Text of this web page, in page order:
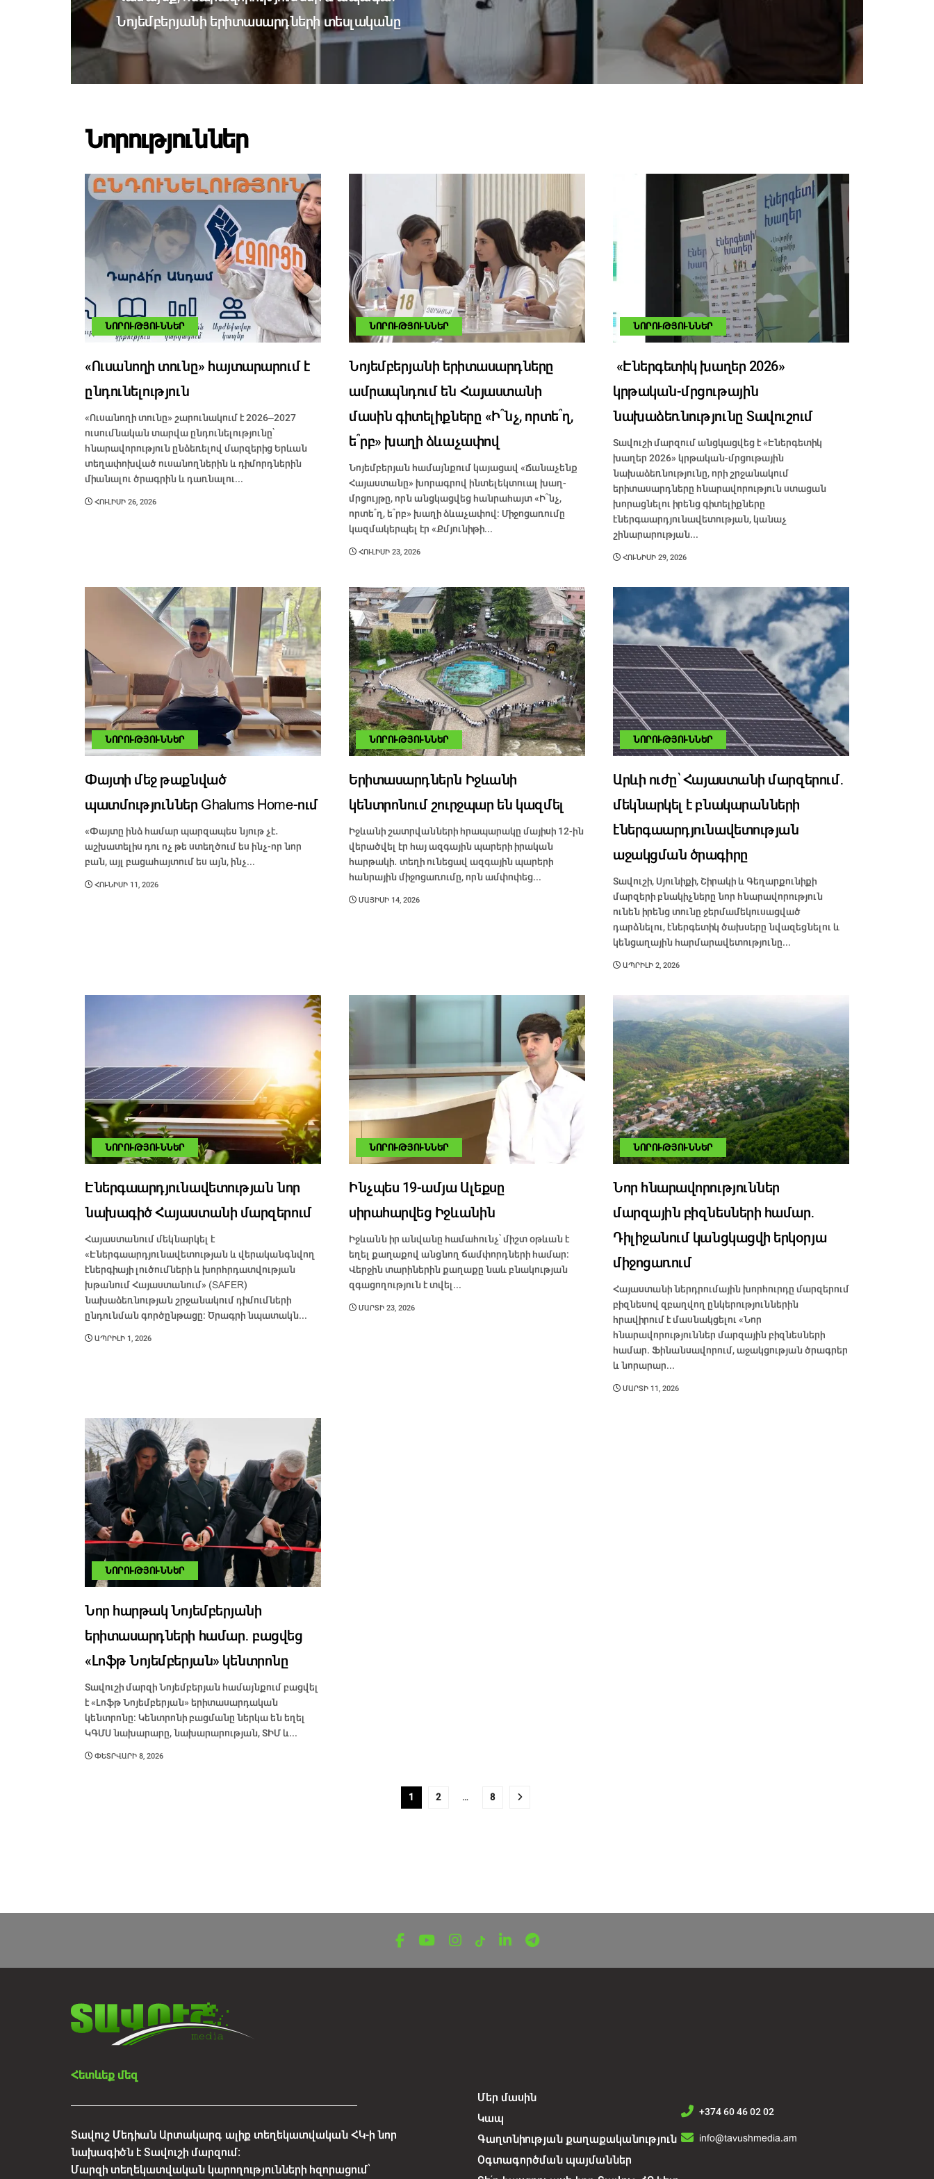
Նոյեմբերյանի երիտասարդների տեսլականը
Նորություններ
ՆՈՐՈՒԹՅՈՒՆՆԵՐ
«Ուսանողի տունը» հայտարարում է
ընդունելություն
«Ուսանողի տունը» շարունակում է 2026–2027
ուսումնական տարվա ընդունելությունը՝
հնարավորություն ընձեռելով մարզերից Երևան
տեղափոխված ուսանողներին և դիմորդներին
միանալու ծրագրին և դառնալու...
ՀՈՒԼԻՍԻ 26, 2026
ՆՈՐՈՒԹՅՈՒՆՆԵՐ
Նոյեմբերյանի երիտասարդները
ամրապնդում են Հայաստանի
մասին գիտելիքները «Ի՞նչ, որտե՞ղ,
ե՞րբ» խաղի ձևաչափով
Նոյեմբերյան համայնքում կայացավ «Ճանաչենք
Հայաստանը» խորագրով ինտելեկտուալ խաղ-
մրցույթը, որն անցկացվեց հանրահայտ «Ի՞նչ,
որտե՞ղ, ե՞րբ» խաղի ձևաչափով։ Միջոցառումը
կազմակերպել էր «Քմյունիթի...
ՀՈՒԼԻՍԻ 23, 2026
ՆՈՐՈՒԹՅՈՒՆՆԵՐ
«Էներգետիկ խաղեր 2026»
կրթական-մրցութային
նախաձեռնությունը Տավուշում
Տավուշի մարզում անցկացվեց է «Էներգետիկ
խաղեր 2026» կրթական-մրցութային
նախաձեռնությունը, որի շրջանակում
երիտասարդները հնարավորություն ստացան
խորացնելու իրենց գիտելիքները
էներգաարդյունավետության, կանաչ
շինարարության...
ՀՈՒՆԻՍԻ 29, 2026
ՆՈՐՈՒԹՅՈՒՆՆԵՐ
Փայտի մեջ թաքնված
պատմություններ Ghalums Home-ում
«Փայտը ինձ համար պարզապես նյութ չէ․
աշխատելիս դու ոչ թե ստեղծում ես ինչ-որ նոր
բան, այլ բացահայտում ես այն, ինչ...
ՀՈՒՆԻՍԻ 11, 2026
ՆՈՐՈՒԹՅՈՒՆՆԵՐ
Երիտասարդներն Իջևանի
կենտրոնում շուրջպար են կազմել
Իջևանի շատրվանների հրապարակը մայիսի 12-ին
վերածվել էր հայ ազգային պարերի իրական
հարթակի․ տեղի ունեցավ ազգային պարերի
հանրային միջոցառումը, որն ամփոփեց...
ՄԱՅԻՍԻ 14, 2026
ՆՈՐՈՒԹՅՈՒՆՆԵՐ
Արևի ուժը՝ Հայաստանի մարզերում․
մեկնարկել է բնակարանների
էներգաարդյունավետության
աջակցման ծրագիրը
Տավուշի, Սյունիքի, Շիրակի և Գեղարքունիքի
մարզերի բնակիչները նոր հնարավորություն
ունեն իրենց տունը ջերմամեկուսացված
դարձնելու, էներգետիկ ծախսերը նվազեցնելու և
կենցաղային հարմարավետությունը...
ԱՊՐԻԼԻ 2, 2026
ՆՈՐՈՒԹՅՈՒՆՆԵՐ
Էներգաարդյունավետության նոր
նախագիծ Հայաստանի մարզերում
Հայաստանում մեկնարկել է
«Էներգաարդյունավետության և վերականգնվող
էներգիայի լուծումների և խորհրդատվության
խթանում Հայաստանում» (SAFER)
նախաձեռնության շրջանակում դիմումների
ընդունման գործընթացը։ Ծրագրի նպատակն...
ԱՊՐԻԼԻ 1, 2026
ՆՈՐՈՒԹՅՈՒՆՆԵՐ
Ինչպես 19-ամյա Ալեքսը
սիրահարվեց Իջևանին
Իջևանն իր անվանը համահունչ՝ միշտ օթևան է
եղել քաղաքով անցնող ճամփորդների համար։
Վերջին տարիներին քաղաքը նաև բնակության
զգացողություն է տվել...
ՄԱՐՏԻ 23, 2026
ՆՈՐՈՒԹՅՈՒՆՆԵՐ
Նոր հնարավորություններ
մարզային բիզնեսների համար․
Դիլիջանում կանցկացվի երկօրյա
միջոցառում
Հայաստանի ներդրումային խորհուրդը մարզերում
բիզնեսով զբաղվող ընկերություններին
հրավիրում է մասնակցելու «Նոր
հնարավորություններ մարզային բիզնեսների
համար. Ֆինանսավորում, աջակցության ծրագրեր
և նորարար...
ՄԱՐՏԻ 11, 2026
ՆՈՐՈՒԹՅՈՒՆՆԵՐ
Նոր հարթակ Նոյեմբերյանի
երիտասարդների համար․ բացվեց
«Լոֆթ Նոյեմբերյան» կենտրոնը
Տավուշի մարզի Նոյեմբերյան համայնքում բացվել
է «Լոֆթ Նոյեմբերյան» երիտասարդական
կենտրոնը: Կենտրոնի բացմանը ներկա են եղել
ԿԳՄՍ նախարարը, նախարարության, ՏԻՄ և...
ՓԵՏՐՎԱՐԻ 8, 2026
1 2 … 8
Հետևեք մեզ
Տավուշ Մեդիան Արտակարգ ալիք տեղեկատվական ՀԿ-ի նոր
նախագիծն է Տավուշի մարզում:
Մարզի տեղեկատվական կարողությունների հզորացում՝
Մեր մասին
Կապ
Գաղտնիության քաղաքականություն
Օգտագործման պայմաններ
+374 60 46 02 02
info@tavushmedia.am